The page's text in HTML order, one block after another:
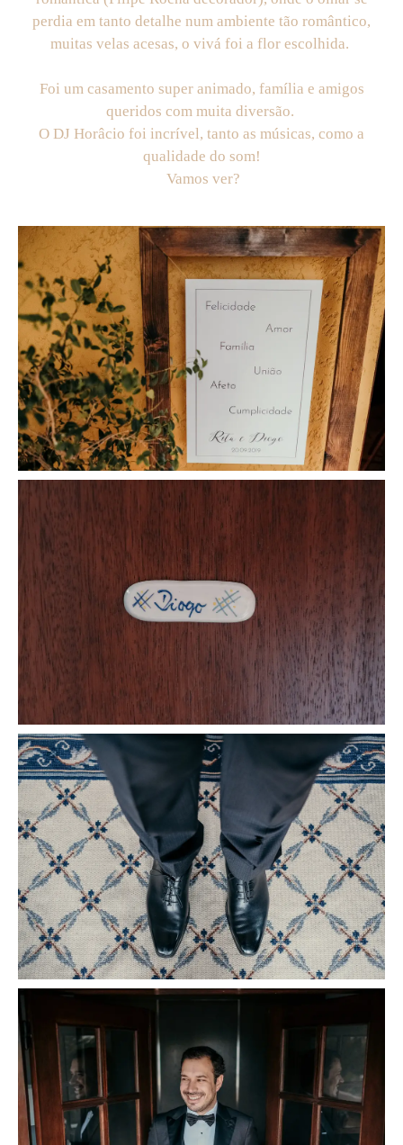
perdia em tanto detalhe num ambiente tão romântico,
muitas velas acesas, o vivá foi a flor escolhida.
Foi um casamento super animado, família e amigos
queridos com muita diversão.
O DJ Horâcio foi incrível, tanto as músicas, como a
qualidade do som!
Vamos ver?